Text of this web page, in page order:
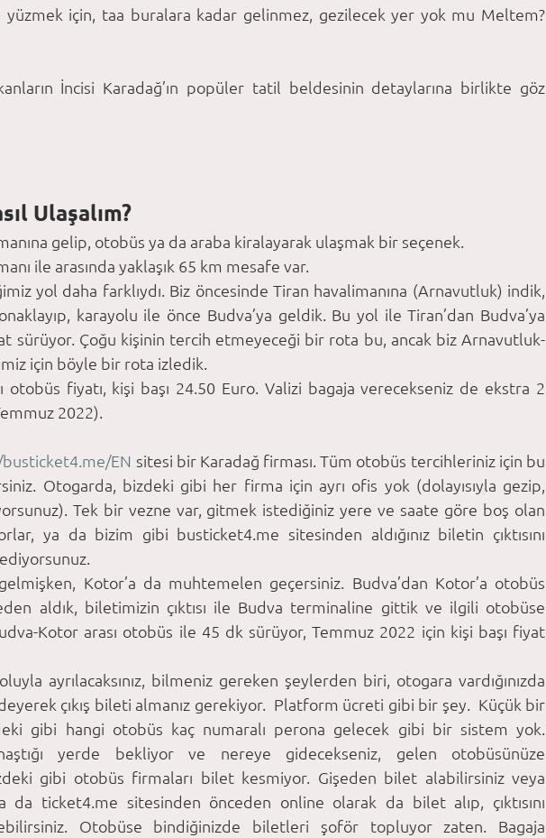
yüzmek için, taa buralara kadar gelinmez, gezilecek yer yok mu Meltem?
İncisi Karadağ’ın popüler tatil beldesinin detaylarına birlikte göz
Ulaşalım?
gelip, otobüs ya da araba kiralayarak ulaşmak bir seçenek.
ile arasında yaklaşık 65 km mesafe var.
yol daha farklıydı. Biz öncesinde Tiran havalimanına (Arnavutluk) indik,
karayolu ile önce Budva’ya geldik. Bu yol ile Tiran’dan Budva’ya
sürüyor. Çoğu kişinin tercih etmeyeceği bir rota bu, ancak biz Arnavutluk-
için böyle bir rota izledik.
otobüs fiyatı, kişi başı 24.50 Euro. Valizi bagaja verecekseniz de ekstra 2
2022).
EN sitesi bir Karadağ firması. Tüm otobüs tercihleriniz için bu
Otogarda, bizdeki gibi her firma için ayrı ofis yok (dolayısıyla gezip,
Tek bir vezne var, gitmek istediğiniz yere ve saate göre boş olan
ya da bizim gibi busticket4.me sitesinden aldığınız biletin çıktısını
Kotor’a da muhtemelen geçersiniz. Budva’dan Kotor’a otobüs
aldık, biletimizin çıktısı ile Budva terminaline gittik ve ilgili otobüse
Kotor arası otobüs ile 45 dk sürüyor, Temmuz 2022 için kişi başı fiyat
ayrılacaksınız, bilmeniz gereken şeylerden biri, otogara vardığınızda
çıkış bileti almanız gerekiyor.  Platform ücreti gibi bir şey.  Küçük bir
gibi hangi otobüs kaç numaralı perona gelecek gibi bir sistem yok.
yerde bekliyor ve nereye gidecekseniz, gelen otobüsünüze
gibi otobüs firmaları bilet kesmiyor. Gişeden bilet alabilirsiniz veya
da ticket4.me sitesinden önceden online olarak da bilet alıp, çıktısını
Otobüse bindiğinizde biletleri şoför topluyor zaten. Bagaja